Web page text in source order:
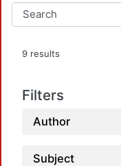
9 results
Filters
Author
Subject